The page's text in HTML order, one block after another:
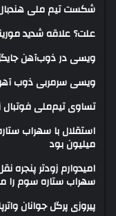
شکست تیم ملی
علت؟ علاقه شدید
ویسی در ذوب‌آهن
ویسی سرمربی ذوب آهن شد/
تساوی تیم‌ملی فوتبال
میلیون بود
امیدوارم زودتر پنجره
سهراب ستاره سوم را
پیروزی پرگل جوانان